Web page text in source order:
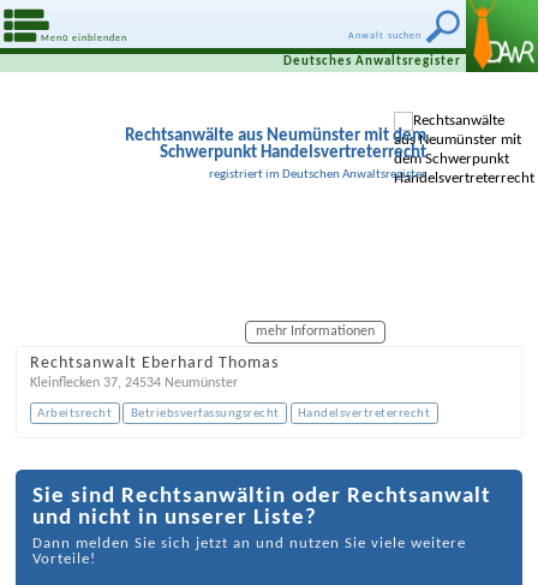
Anwalt suchen
Menü einblenden
Deutsches Anwaltsregister
Rechtsanwälte aus Neumünster mit dem
Schwerpunkt Handelsvertreterrecht
registriert im Deutschen Anwaltsregister
mehr Informationen
Rechtsanwalt Eberhard Thomas
Kleinflecken 37, 24534 Neumünster
Arbeitsrecht Betriebsverfassungsrecht Handelsvertreterrecht
Sie sind Rechtsanwältin oder Rechtsanwalt
und nicht in unserer Liste?
Dann melden Sie sich jetzt an und nutzen Sie viele weitere
Vorteile!